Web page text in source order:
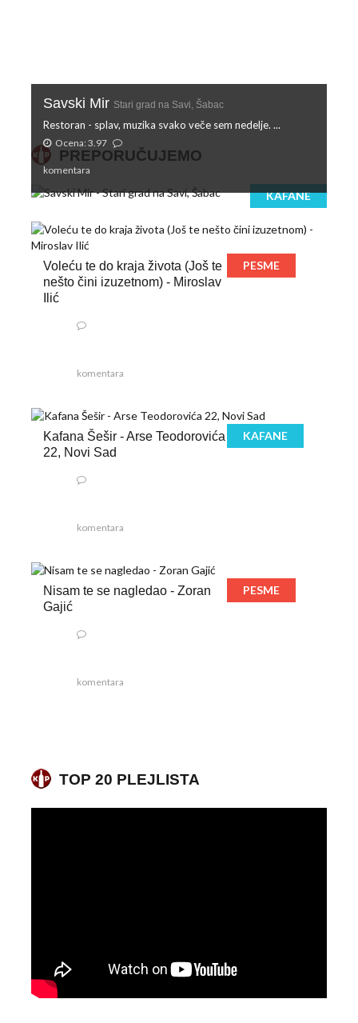
PREPORUČUJEMO
KAFANE
Savski Mir Stari grad na Savi, Šabac
Restoran - splav, muzika svako veče sem nedelje. ...
Ocena: 3.97
komentara
Voleću te do kraja života (Još te
nešto čini izuzetnom) - Miroslav
Ilić
PESME
komentara
Kafana Šešir - Arse Teodorovića
22, Novi Sad
KAFANE
komentara
Nisam te se nagledao - Zoran
Gajić
PESME
komentara
TOP 20 PLEJLISTA